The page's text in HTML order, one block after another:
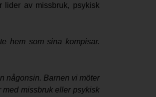
lider av missbruk, psykisk
hem som sina kompisar.
någonsin. Barnen vi möter
missbruk eller psykisk